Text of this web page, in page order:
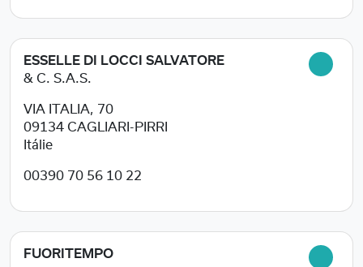
ESSELLE DI LOCCI SALVATORE
& C. S.A.S.
VIA ITALIA, 70
09134 CAGLIARI-PIRRI
Itálie
00390 70 56 10 22
FUORITEMPO